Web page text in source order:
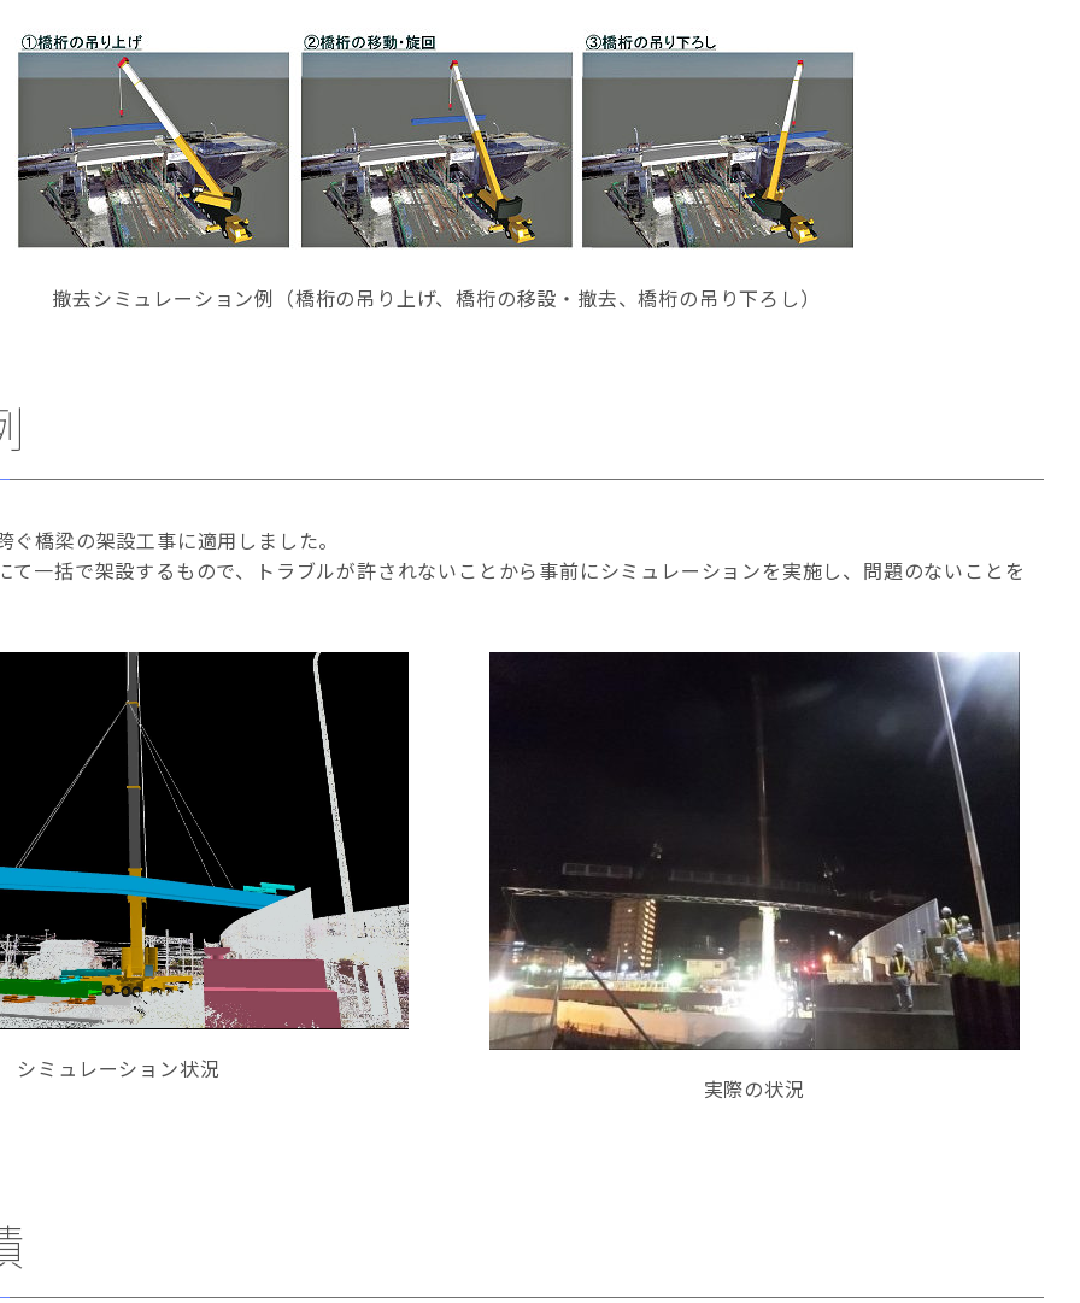
撤去シミュレーション例（橋桁の吊り上げ、橋桁の移設・撤去、橋桁の吊り下ろし）
ぐ橋梁の架設工事に適用しました。
て一括で架設するもので、トラブルが許されないことから事前にシミュレーションを実施し、問題のないことを
シミュレーション状況
実際の状況